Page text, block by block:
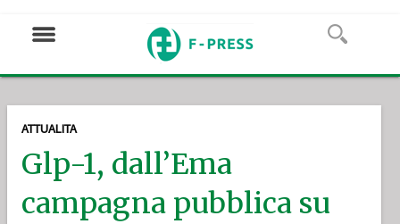
ATTUALITA
Glp-1, dall’Ema
campagna pubblica su